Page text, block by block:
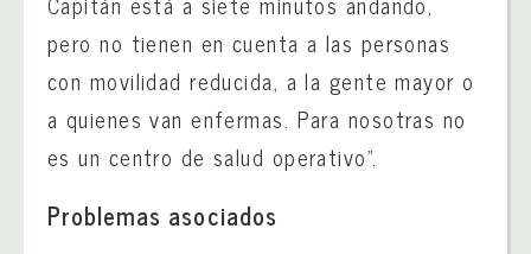
pero no tienen en cuenta a las personas
con movilidad reducida, a la gente mayor o
a quienes van enfermas. Para nosotras no
es un centro de salud operativo”.
Problemas asociados